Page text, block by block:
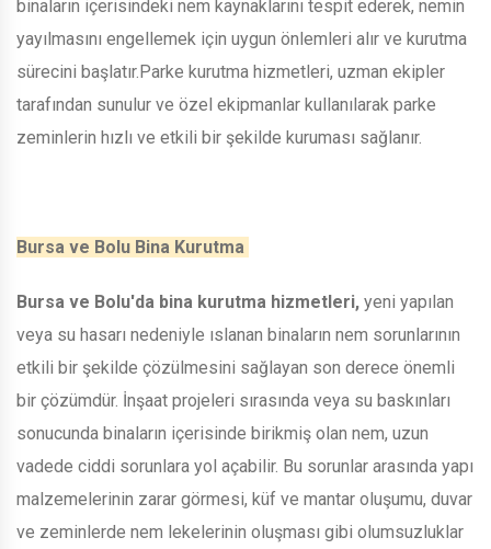
binaların içerisindeki nem kaynaklarını tespit ederek, nemin
yayılmasını engellemek için uygun önlemleri alır ve kurutma
sürecini başlatır.Parke kurutma hizmetleri, uzman ekipler
tarafından sunulur ve özel ekipmanlar kullanılarak parke
zeminlerin hızlı ve etkili bir şekilde kuruması sağlanır.
Bursa ve Bolu Bina Kurutma
Bursa ve Bolu'da bina kurutma hizmetleri, yeni yapılan
veya su hasarı nedeniyle ıslanan binaların nem sorunlarının
etkili bir şekilde çözülmesini sağlayan son derece önemli
bir çözümdür. İnşaat projeleri sırasında veya su baskınları
sonucunda binaların içerisinde birikmiş olan nem, uzun
vadede ciddi sorunlara yol açabilir. Bu sorunlar arasında yapı
malzemelerinin zarar görmesi, küf ve mantar oluşumu, duvar
ve zeminlerde nem lekelerinin oluşması gibi olumsuzluklar